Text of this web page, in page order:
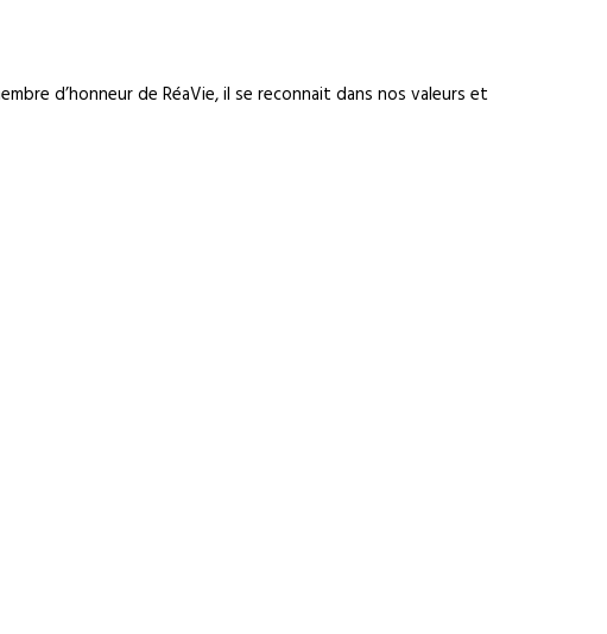
d’honneur de RéaVie, il se reconnait dans nos valeurs et